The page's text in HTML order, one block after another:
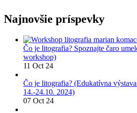
Najnovšie príspevky
Čo je litografia? Spoznajte čaro
workshop)
11 Oct 24
Čo je litografia? (Edukatívna
14.-24.10. 2024)
07 Oct 24